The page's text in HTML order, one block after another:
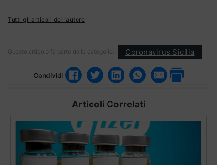
Tutti gli articoli dell'autore
Questo articolo fa parte delle categorie: Coronavirus Sicilia
Condividi
Articoli Correlati